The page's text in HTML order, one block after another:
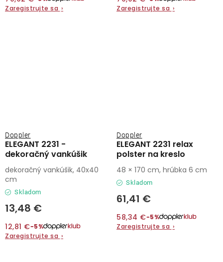
Zaregistrujte sa ›
Zaregistrujte sa ›
ELEGANT 2231 -
dekoračný vankúšik
Doppler
Skladom
13,48 €
12,81 €−5%
Zaregistrujte sa ›
dekoračný vankúšik, 40x40
cm
ELEGANT 2231 relax
polster na kreslo
Doppler
Skladom
61,41 €
58,34 €−5%
Zaregistrujte sa ›
48 × 170 cm, hrúbka 6 cm